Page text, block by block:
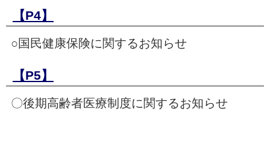
【P4】
○国民健康保険に関するお知らせ
【P5】
〇後期高齢者医療制度に関するお知らせ